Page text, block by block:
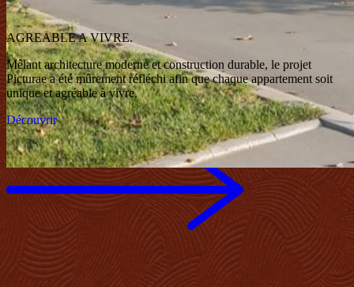
AGREABLE A VIVRE.
Mêlant architecture moderne et construction durable, le projet
Picturae a été mûrement réfléchi afin que chaqueappartement soit
unique et agréable à vivre.
Découvrir